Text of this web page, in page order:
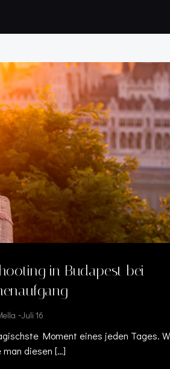
in Budapest bei
-Juli 16
Moment eines jeden Tages.
man diesen […]